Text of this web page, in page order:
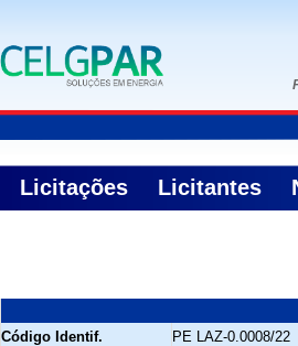
Licitações Licitantes
Código Identif.
PE LAZ-0.0008/22